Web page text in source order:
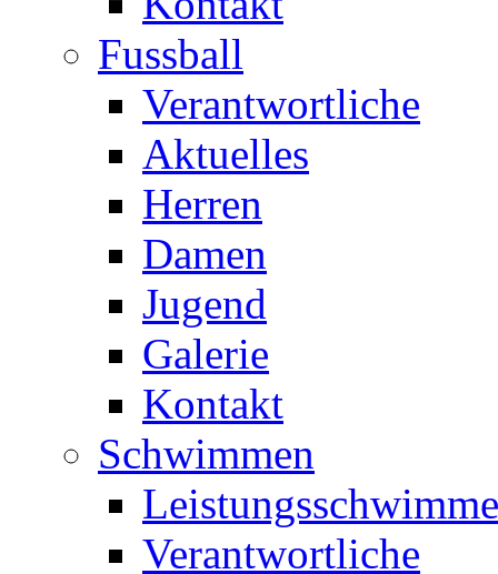
Fussball
Verantwortliche
Aktuelles
Herren
Damen
Jugend
Galerie
Kontakt
Schwimmen
Verantwortliche